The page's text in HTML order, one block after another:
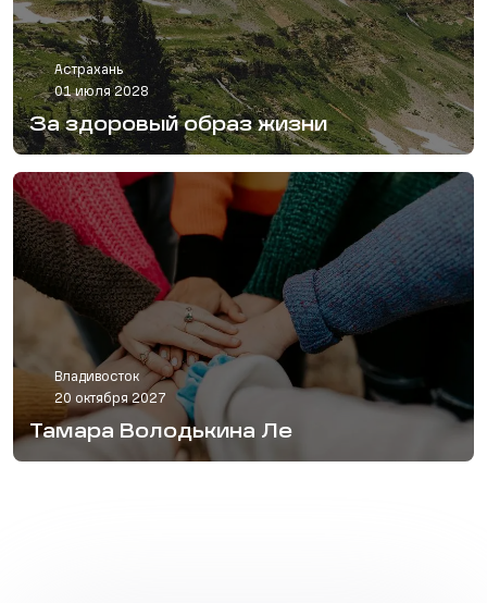
Астрахань
01 июля 2028
За здоровый образ жизни
Владивосток
20 октября 2027
Тамара Володькина Ле